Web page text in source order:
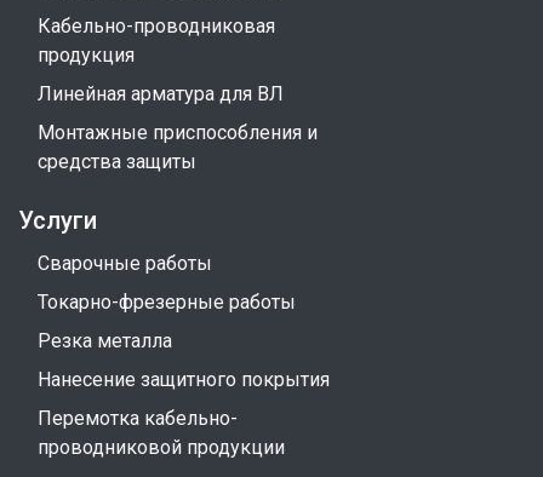
Кабельно-проводниковая
продукция
Линейная арматура для ВЛ
Монтажные приспособления и
средства защиты
Услуги
Сварочные работы
Токарно-фрезерные работы
Резка металла
Нанесение защитного покрытия
Перемотка кабельно-
проводниковой продукции